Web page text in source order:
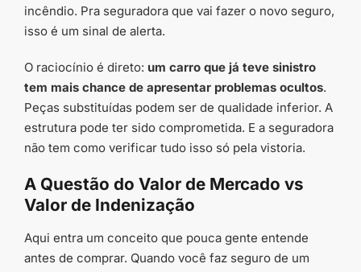
incêndio. Pra seguradora que vai fazer o novo seguro,
isso é um sinal de alerta.
O raciocínio é direto: um carro que já teve sinistro
tem mais chance de apresentar problemas ocultos.
Peças substituídas podem ser de qualidade inferior. A
estrutura pode ter sido comprometida. E a seguradora
não tem como verificar tudo isso só pela vistoria.
A Questão do Valor de Mercado vs
Valor de Indenização
Aqui entra um conceito que pouca gente entende
antes de comprar. Quando você faz seguro de um